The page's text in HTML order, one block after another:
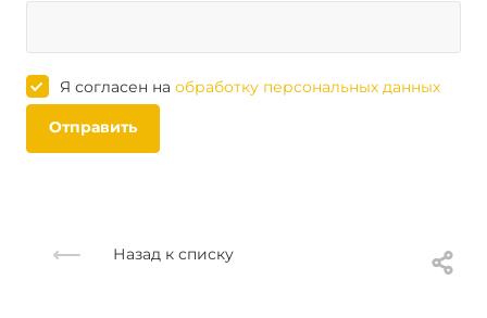
Я согласен на обработку персональных данных
Отправить
Назад к списку